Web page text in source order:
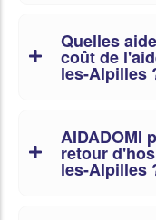
Quelles
coût de
les-Alpilles
AIDADOMI
retour
les-Alpilles